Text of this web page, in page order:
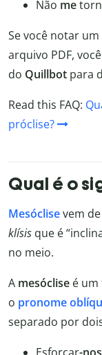
Não me
Se você notar
arquivo PDF,
do Quillbot para
Read this FAQ:
próclise?
Qual é o
Mesóclisevem de
klísis que é
no meio.
A mesóclise é
o pronome
separado por